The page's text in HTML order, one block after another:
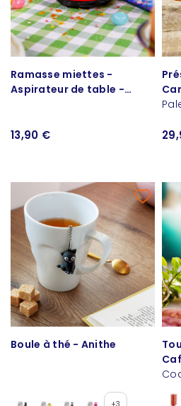
Ramasse miettes -
Aspirateur de table -
13,90 €
Boule à thé - Anithe